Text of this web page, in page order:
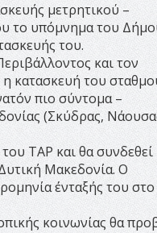
μετρητικού –
το υπόμνημα του
του.
και τον
κατασκευή του
πιο σύντομα –
(Σκύδρας,
TAP και θα συνδεθεί
Μακεδονία. Ο
ένταξής του στο
κοινωνίας θα